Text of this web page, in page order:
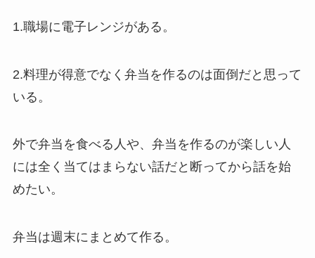
1.職場に電子レンジがある。
2.料理が得意でなく弁当を作るのは面倒だと思って
いる。
外で弁当を食べる人や、弁当を作るのが楽しい人
には全く当てはまらない話だと断ってから話を始
めたい。
弁当は週末にまとめて作る。